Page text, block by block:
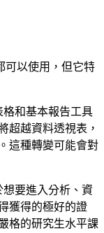
可以使用，但它特
格和基本報告工具
超越資料透視表，
這種轉變可能會對
想要進入分析、資
獲得的極好的證
格的研究生水平課